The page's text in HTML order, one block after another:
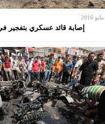
إصابة قائد عسكري